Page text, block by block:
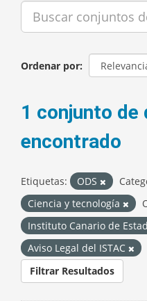
Ordenar por
1 conjunto de
encontrado
Etiquetas: ODS
Ciencia y tecnología
Instituto Canario de
Aviso Legal del ISTAC
Filtrar Resultados